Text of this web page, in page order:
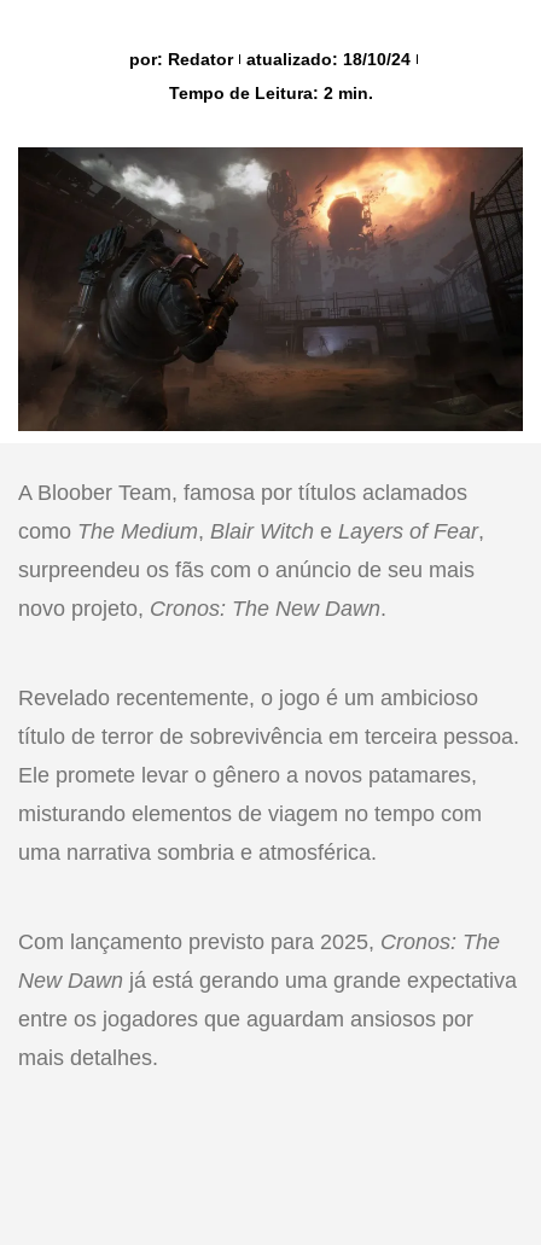
por: Redator
atualizado: 18/10/24
Tempo de Leitura: 2 min.
A Bloober Team, famosa por títulos aclamados
como The Medium, Blair Witch e Layers of Fear,
surpreendeu os fãs com o anúncio de seu mais
novo projeto, Cronos: The New Dawn.
Revelado recentemente, o jogo é um ambicioso
título de terror de sobrevivência em terceira pessoa.
Ele promete levar o gênero a novos patamares,
misturando elementos de viagem no tempo com
uma narrativa sombria e atmosférica.
Com lançamento previsto para 2025, Cronos: The
New Dawn já está gerando uma grande expectativa
entre os jogadores que aguardam ansiosos por
mais detalhes.